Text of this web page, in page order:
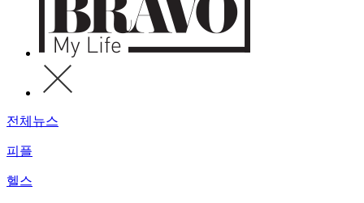
전체뉴스
피플
헬스